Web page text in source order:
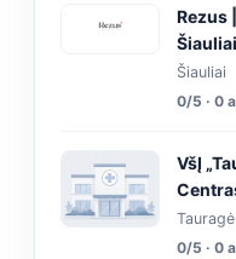
Rezus
Šiauliai
Šiauliai
0/5 · 0
VšĮ
Tauragė
0/5 · 0